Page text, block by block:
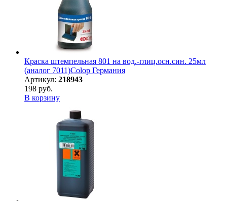
Краска штемпельная 801 на вод.-глиц.осн.син. 25мл
(аналог 7011)Colop Германия
Артикул: 218943
198 руб.
В корзину